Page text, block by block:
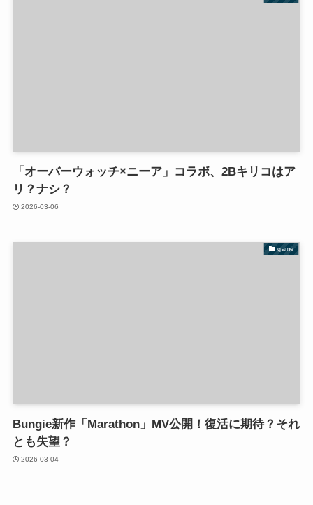
「オーバーウォッチ×ニーア」コラボ、2Bキリコはア
リ？ナシ？
2026-03-06
game
Bungie新作「Marathon」MV公開！復活に期待？それ
とも失望？
2026-03-04